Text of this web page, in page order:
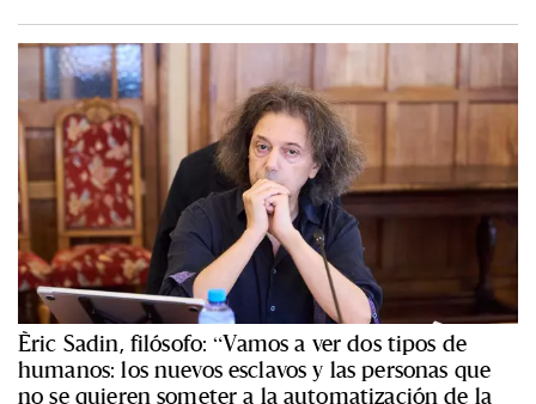
Èric Sadin, filósofo: “Vamos a ver dos tipos de
humanos: los nuevos esclavos y las personas que
no se quieren someter a la automatización de la